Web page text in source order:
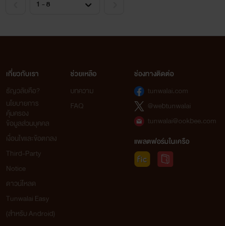
เกี่ยวกับเรา
ธัญวลัยคือ?
นโยบายการ
คุ้มครอง
ข้อมูลส่วนบุคคล
เงื่อนไขและข้อตกลง
Third-Party
Notice
ดาวน์โหลด
Tunwalai Easy
(สำหรับ Android)
ช่วยเหลือ
บทความ
FAQ
ช่องทางติดต่อ
tunwalai.com
@webtunwalai
tunwalai@ookbee.com
แพลตฟอร์มในเครือ